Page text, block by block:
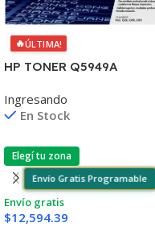
🔥ÚLTIMA!
HP TONER Q5949A
COPIAS
Ingresando
En Stock
Elegí tu zona
Envío Gratis Programable
Envío gratis
$12,594.39